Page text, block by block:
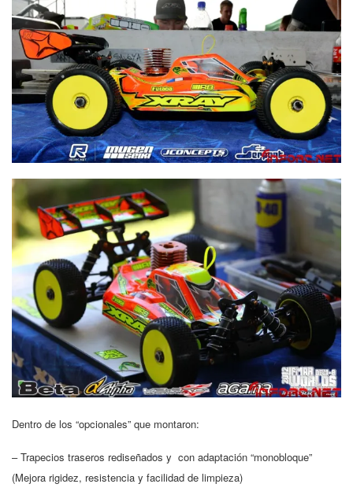
Dentro de los “opcionales” que montaron:
– Trapecios traseros rediseñados y con adaptación “monobloque”
(Mejora rigidez, resistencia y facilidad de limpieza)